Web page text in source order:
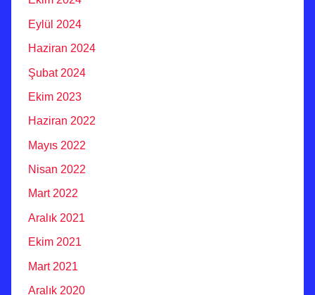
Eylül 2024
Haziran 2024
Şubat 2024
Ekim 2023
Haziran 2022
Mayıs 2022
Nisan 2022
Mart 2022
Aralık 2021
Ekim 2021
Mart 2021
Aralık 2020